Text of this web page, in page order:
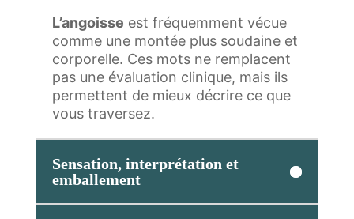
L’angoisse est fréquemment vécue
comme une montée plus soudaine et
corporelle. Ces mots ne remplacent
pas une évaluation clinique, mais ils
permettent de mieux décrire ce que
vous traversez.
Sensation, interprétation et
emballement